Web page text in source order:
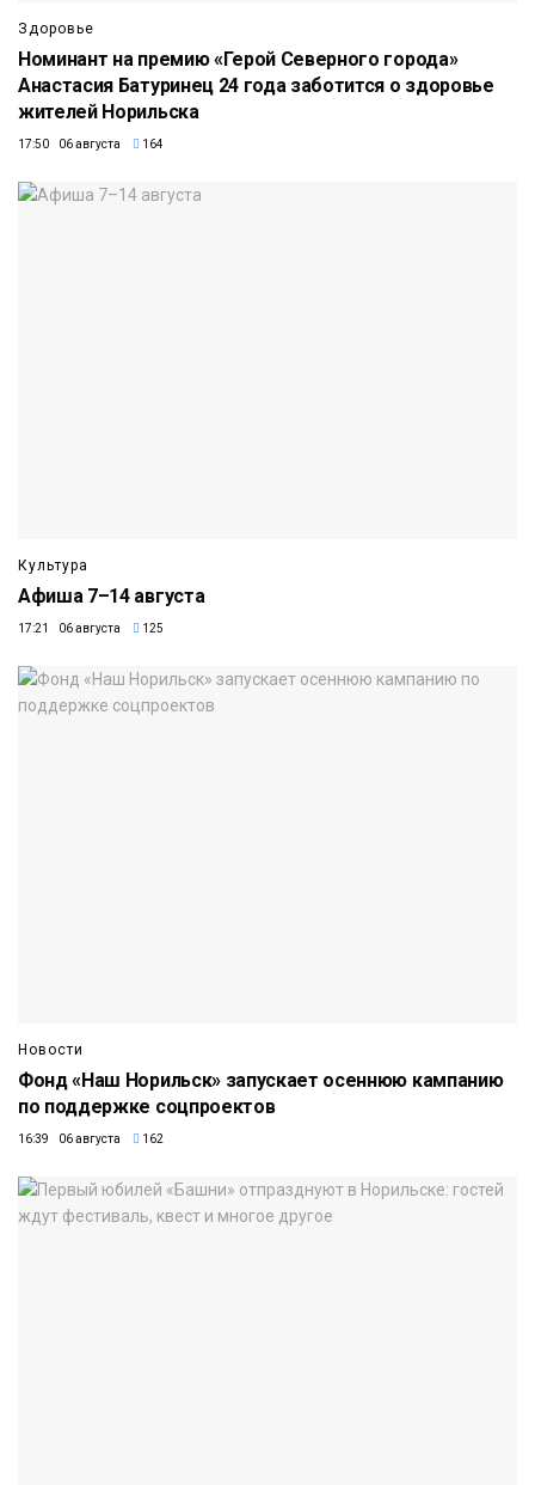
Здоровье
Номинант на премию «Герой Северного города»
Анастасия Батуринец 24 года заботится о здоровье
жителей Норильска
17:50 06 августа 164
Культура
Афиша 7–14 августа
17:21 06 августа 125
Новости
Фонд «Наш Норильск» запускает осеннюю кампанию
по поддержке соцпроектов
16:39 06 августа 162